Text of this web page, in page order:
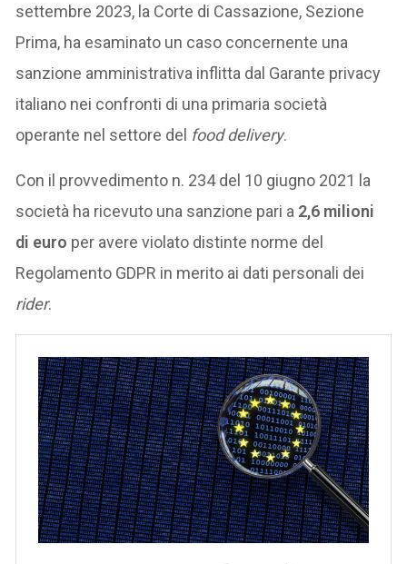
settembre 2023, la Corte di Cassazione, Sezione
Prima, ha esaminato un caso concernente una
sanzione amministrativa inflitta dal Garante privacy
italiano nei confronti di una primaria società
operante nel settore del food delivery.
Con il provvedimento n. 234 del 10 giugno 2021 la
società ha ricevuto una sanzione pari a 2,6 milioni
di euro per avere violato distinte norme del
Regolamento GDPR in merito ai dati personali dei
rider.